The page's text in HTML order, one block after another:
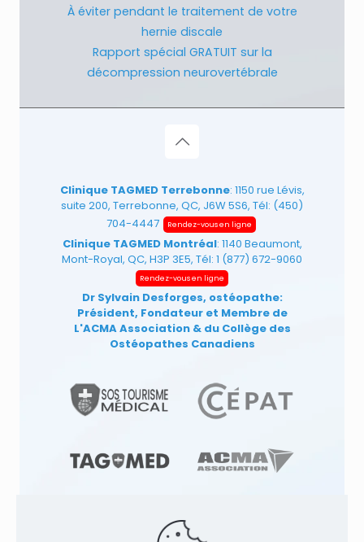
À éviter pendant le traitement de votre
hernie discale
Rapport spécial GRATUIT sur la
décompression neurovertébrale
Clinique TAGMED Terrebonne: 1150 rue Lévis,
suite 200, Terrebonne, QC, J6W 5S6, Tél: (450)
704-4447
Rendez-vous en ligne
Clinique TAGMED Montréal: 1140 Beaumont,
Mont-Royal, QC, H3P 3E5, Tél: 1 (877) 672-9060
Rendez-vous en ligne
Dr Sylvain Desforges, ostéopathe:
Président, Fondateur et Membre de
L'ACMA Association & du Collège des
Ostéopathes Canadiens